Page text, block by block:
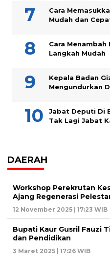
Cara
Mudah dan
Cara Menambah
Langkah Mudah
Kepala Badan
Mengundurkan
Jabat Deputi Di
Tak Lagi Jabat
DAERAH
Workshop Perekrutan
Ajang Regenerasi
12 November 2025 | 17:23 WIB
Bupati Kaur Gusril Fauzi
dan Pendidikan
3 Maret 2025 | 17:26 WIB